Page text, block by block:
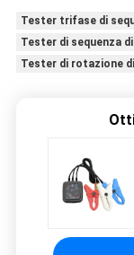
Tester trifase di
Tester di sequenza
Tester di rotazione